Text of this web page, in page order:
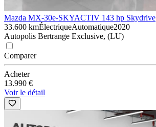
Mazda MX-30e-SKYACTIV 143 hp Skydrive
33.600 kmÉlectriqueAutomatique2020
Autopolis Bertrange Exclusive, (LU)
Comparer
Acheter
13.990 €
Voir le détail